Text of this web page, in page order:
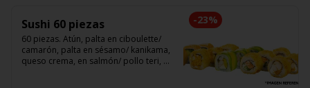
-23%
Sushi 60 piezas
60 piezas. Atún, palta en ciboulette/
camarón, palta en sésamo/ kanikama,
queso crema, en salmón/ pollo teri,